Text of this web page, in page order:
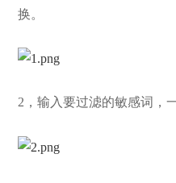
换。
2，输入要过滤的敏感词，